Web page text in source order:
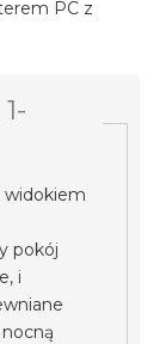
PC z
widokiem
pokój
i